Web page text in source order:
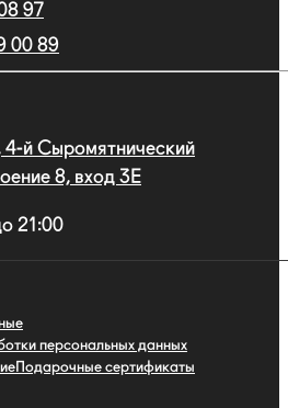
97
00 89
4-й Сыромятнический
8, вход 3E
21:00
персональных данных
Подарочные сертификаты